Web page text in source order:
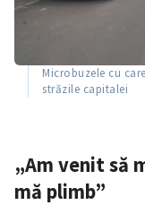
Microbuzele cu
străzile capitalei
„Am venit să
mă plimb”